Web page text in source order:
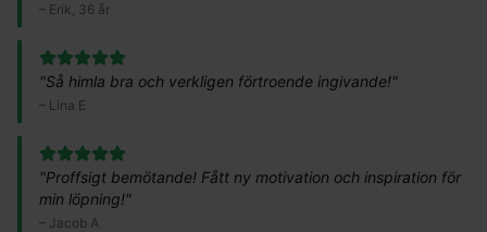
– Erik, 36 år
"Så himla bra och verkligen förtroende ingivande!"
– Lina E
"Proffsigt bemötande! Fått ny motivation och inspiration för
min löpning!"
– Jacob A